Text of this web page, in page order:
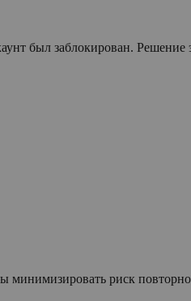
был заблокирован. Решение
минимизировать риск